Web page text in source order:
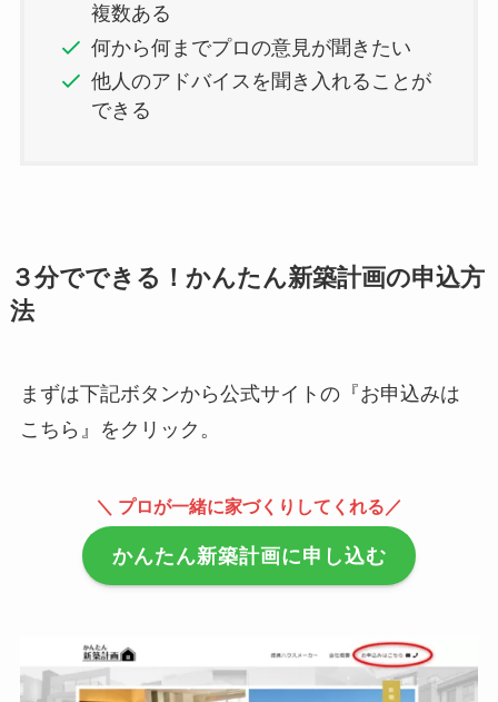
複数ある
何から何までプロの意見が聞きたい
他人のアドバイスを聞き入れることが
できる
３分でできる！かんたん新築計画の申込方
法
まずは下記ボタンから公式サイトの『お申込みは
こちら』をクリック。
＼ プロが一緒に家づくりしてくれる／
かんたん新築計画に申し込む